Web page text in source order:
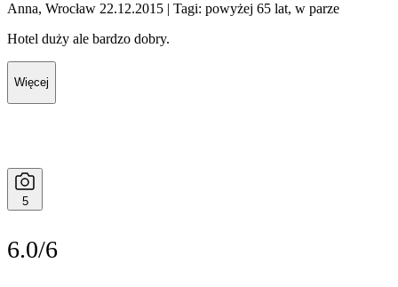
Anna, Wrocław 22.12.2015 | Tagi: powyżej 65 lat, w parze
Hotel duży ale bardzo dobry.
Więcej
5
6.0/6